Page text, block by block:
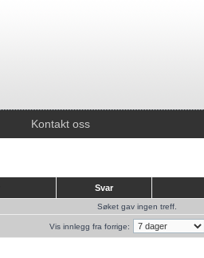
Kontakt oss
Svar
Søket gav ingen treff.
Vis innlegg fra forrige: